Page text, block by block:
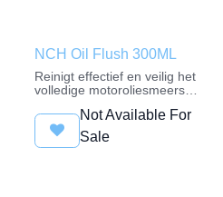
NCH Oil Flush 300ML
Reinigt effectief en veilig het
volledige
black en white sludge.
Reinigt intensief klepstoters
en kettingspanners, zorgt
Not Available For
Sale